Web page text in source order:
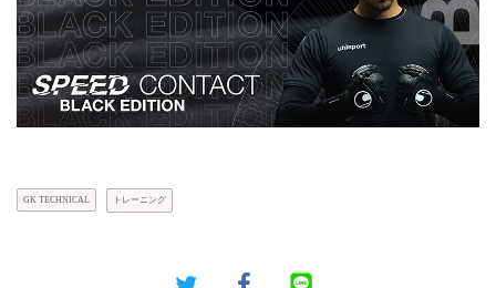
GK TECHNICAL トレーニング